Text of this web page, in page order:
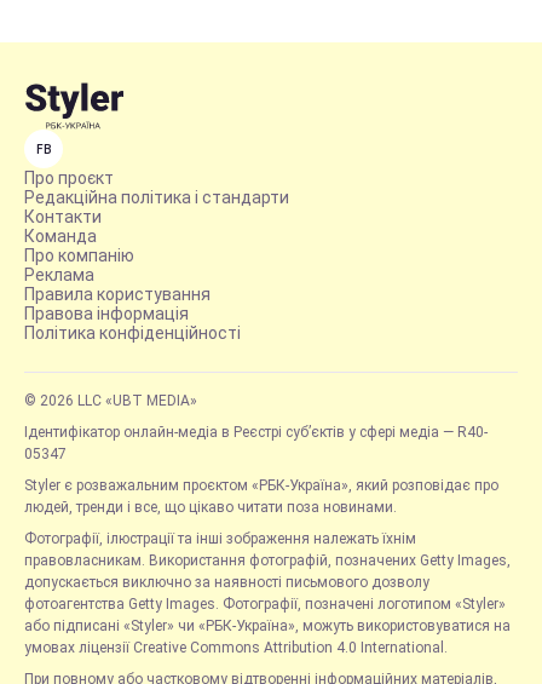
FB
Про проєкт
Редакційна політика і стандарти
Контакти
Команда
Про компанію
Реклама
Правила користування
Правова інформація
Політика конфіденційності
© 2026 LLC «UBT MEDIA»
Ідентифікатор онлайн-медіа в Реєстрі суб’єктів у сфері медіа — R40-
05347
Styler є розважальним проєктом «РБК-Україна», який розповідає про
людей, тренди і все, що цікаво читати поза новинами.
Фотографії, ілюстрації та інші зображення належать їхнім
правовласникам. Використання фотографій, позначених Getty Images,
допускається виключно за наявності письмового дозволу
фотоагентства Getty Images. Фотографії, позначені логотипом «Styler»
або підписані «Styler» чи «РБК-Україна», можуть використовуватися на
умовах ліцензії Creative Commons Attribution 4.0 International.
При повному або частковому відтворенні інформаційних матеріалів,